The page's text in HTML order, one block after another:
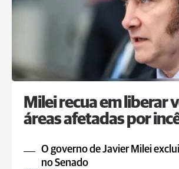
Milei recua em liberar
áreas afetadas por
O governo de Javier Milei
no Senado